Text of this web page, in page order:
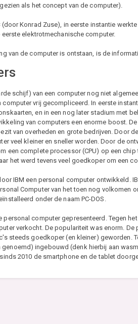
als het concept van de computer).
Konrad Zuse), in eerste instantie
elektrotmechanische computer.
van de computer is ontstaan, is de
schijf) van een computer nog niet
vrij gecompliceerd. In eerste
en in een nog later stadium met
van computers een enorme boost.
van overheden en grote bedrijven. Door
veel kleiner en sneller worden. Door de
een complete processor (CPU) op een chip
het werd tevens veel goedkoper om een
IBM een personal computer ontwikkeld.
Computer van het toen nog volkomen
onder de naam PC-DOS.
computer gepresenteerd. Tegen
verkocht. De populariteit was enorm. De
steeds goedkoper (en kleiner) geworden.
ingebouwd (denk hierbij aan
2010 de smartphone en de tablet